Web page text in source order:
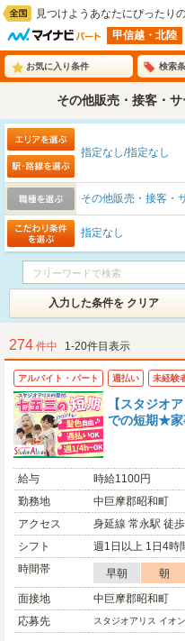
見つけようあなたにぴったり
甲信越・北陸
お気に入り条件 検索
その他販売・接客・
指定なし/指定なし
その他販売・接客・
指定なし
入力した条件を クリア
274 件中 1-20件目表示
アルバイト・パート 週払い 未経験
【スタジオ
での短期★家
給与
時給1100円
勤務地
中巨摩郡昭和町
アクセス
身延線 常永駅 徒
シフト
週1日以上 1日4時
時間帯
早朝 朝
面接地
中巨摩郡昭和町
応募先
スタジオアリス イオ